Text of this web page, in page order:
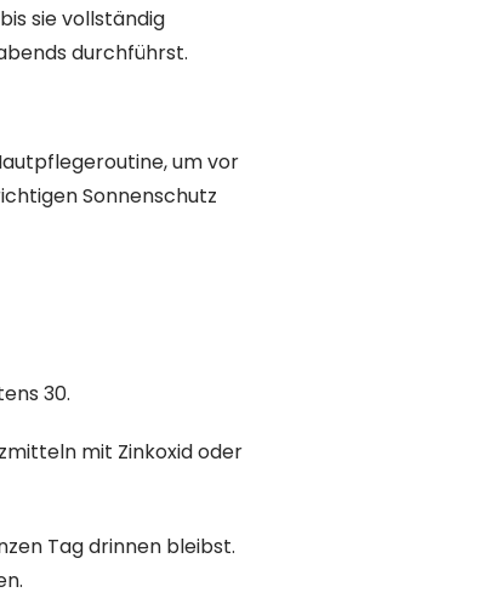
sie vollständig
durchführst.
um vor
Sonnenschutz
30.
mit Zinkoxid oder
Tag drinnen bleibst.